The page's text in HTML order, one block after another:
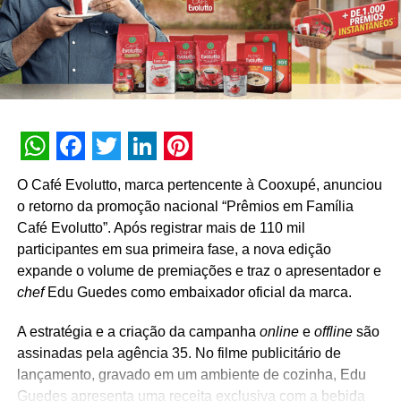
TÓPICOS RELACIONADOS: DESTAQUE
A SEGUIR
Harald lança nova promoção com marca TOP que
cozinha de chef
Promoção “Finish Libera Seu Tempo” oferece até
R＄50 mil em experiências incríveis
WhatsApp
Facebook
Twitter
LinkedIn
Pinterest
O Café Evolutto, marca pertencente à Cooxupé, anunciou
o retorno da promoção nacional “Prêmios em Família
Café Evolutto”. Após registrar mais de 110 mil
participantes em sua primeira fase, a nova edição
expande o volume de premiações e traz o apresentador e
chefEdu Guedes como embaixador oficial da marca.
A estratégia e a criação da campanha onlinee offlinesão
assinadas pela agência 35. No filme publicitário de
lançamento, gravado em um ambiente de cozinha, Edu
Guedes apresenta uma receita exclusiva com a bebida